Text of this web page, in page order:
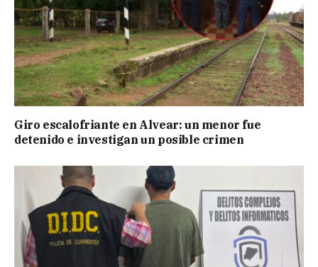
Giro escalofriante en Alvear: un menor fue
detenido e investigan un posible crimen